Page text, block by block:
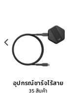
อุปกรณ์ชาร์จไร้สาย
35 สินค้า